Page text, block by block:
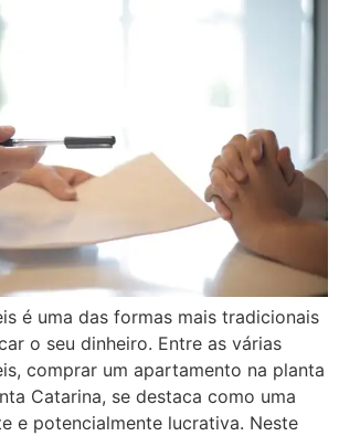
é uma das formas mais tradicionais
o seu dinheiro. Entre as várias
comprar um apartamento na planta
Catarina, se destaca como uma
e potencialmente lucrativa. Neste